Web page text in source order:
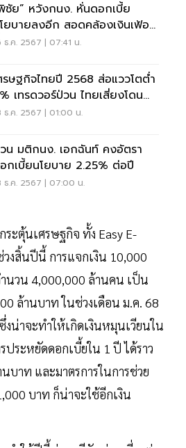
ชัย” หวังกนง. หั่นดอกเบี้ย
ยบายลงอีก สอดคล้องเงินเฟ้อ
ธ.ค. 2567 | 07:41 น.
รษฐกิจไทยปี 2568 ส่อแววโตต่ำ
เทรดวอร์ป่วน ไทยเสี่ยงโดน
งเลขทรัมป์ 2.0
ธ.ค. 2567 | 01:00 น.
น มติกนง. เอกฉันท์ คงอัตรา
กเบี้ยนโยบาย 2.25% ต่อปี
ธ.ค. 2567 | 07:00 น.
ระตุ้นเศรษฐกิจ ทั้ง Easy E-
งสิ้นปีนี้ การแจกเงิน 10,000
นวน 4,000,000 ล้านคน เป็น
ล้านบาท ในช่วงเดือน ม.ค. 68
งน่าจะทำให้เกิดเงินหมุนเวียนใน
ประหยัดดอกเบี้ยใน 1 ปี ได้ราว
บาท และมาตรการในการช่วย
บาท ก็น่าจะใช้อีกเงิน